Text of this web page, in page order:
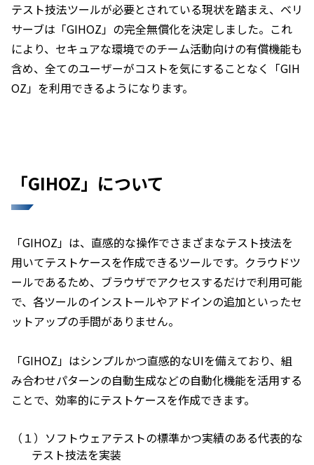
テスト技法ツールが必要とされている現状を踏まえ、ベリ
サーブは「GIHOZ」の完全無償化を決定しました。これ
により、セキュアな環境でのチーム活動向けの有償機能も
含め、全てのユーザーがコストを気にすることなく「GIH
OZ」を利用できるようになります。
「GIHOZ」について
「GIHOZ」は、直感的な操作でさまざまなテスト技法を
用いてテストケースを作成できるツールです。クラウドツ
ールであるため、ブラウザでアクセスするだけで利用可能
で、各ツールのインストールやアドインの追加といったセ
ットアップの手間がありません。
「GIHOZ」はシンプルかつ直感的なUIを備えており、組
み合わせパターンの自動生成などの自動化機能を活用する
ことで、効率的にテストケースを作成できます。
（１） ソフトウェアテストの標準かつ実績のある代表的な
テスト技法を実装